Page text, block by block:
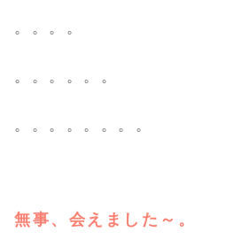
。。。。
。。。。。。
。。。。。。。。
無事、会えました～。